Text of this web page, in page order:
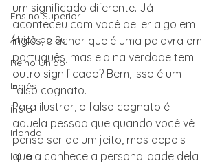
Ensino Superior
África do Sul
Reino Unido
Inglês
Índia
Irlanda
Itália
um significado diferente. Já
aconteceu com você de ler algo em
inglês, e achar que é uma palavra em
português, mas ela na verdade tem
outro significado? Bem, isso é um
falso cognato.
Para ilustrar, o falso cognato é
aquela pessoa que quando você vê
pensa ser de um jeito, mas depois
que a conhece a personalidade dela